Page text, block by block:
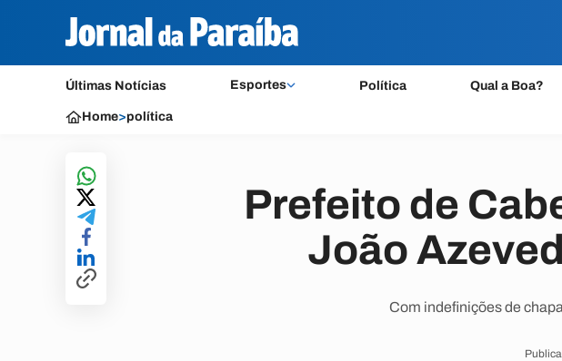
Últimas Notícias Esportes Política Qual a Boa?
Home>política
Prefeito de
João
Com indefinições de